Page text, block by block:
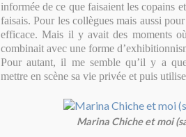
informée de ce que faisaient les copains
faisais. Pour les collègues mais aussi
efficace. Mais il y avait des moments
combinait avec une forme
Pour autant, il me semble qu’il y a
mettre en scène sa vie privée et puis
Marina Chiche et moi